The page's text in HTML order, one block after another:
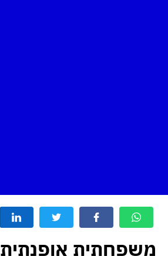
משפחתית אופנתית